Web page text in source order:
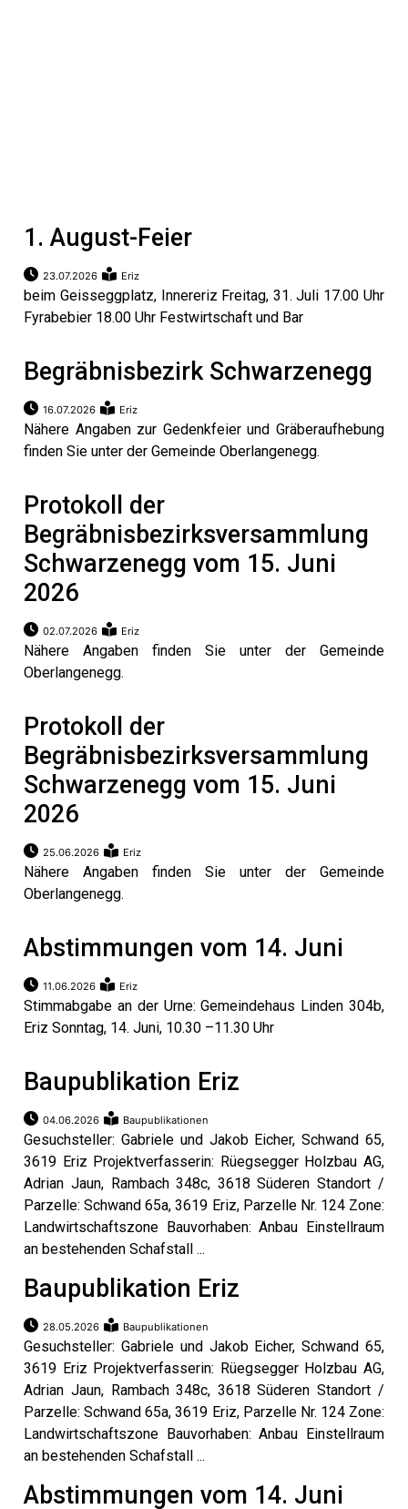
1. August-Feier
23.07.2026 Eriz
beim Geisseggplatz, Innereriz Freitag, 31. Juli 17.00 Uhr
Fyrabebier 18.00 Uhr Festwirtschaft und Bar
Begräbnisbezirk Schwarzenegg
16.07.2026 Eriz
Nähere Angaben zur Gedenkfeier und Gräberaufhebung
finden Sie unter der Gemeinde Oberlangenegg.
Protokoll der
Begräbnisbezirksversammlung
Schwarzenegg vom 15. Juni
2026
02.07.2026 Eriz
Nähere Angaben finden Sie unter der Gemeinde
Oberlangenegg.
Protokoll der
Begräbnisbezirksversammlung
Schwarzenegg vom 15. Juni
2026
25.06.2026 Eriz
Nähere Angaben finden Sie unter der Gemeinde
Oberlangenegg.
Abstimmungen vom 14. Juni
11.06.2026 Eriz
Stimmabgabe an der Urne: Gemeindehaus Linden 304b,
Eriz Sonntag, 14. Juni, 10.30 –11.30 Uhr
Baupublikation Eriz
04.06.2026 Baupublikationen
Gesuchsteller: Gabriele und Jakob Eicher, Schwand 65,
3619 Eriz Projektverfasserin: Rüegsegger Holzbau AG,
Adrian Jaun, Rambach 348c, 3618 Süderen Standort /
Parzelle: Schwand 65a, 3619 Eriz, Parzelle Nr. 124 Zone:
Landwirtschaftszone Bauvorhaben: Anbau Einstellraum
an bestehenden Schafstall ...
Baupublikation Eriz
28.05.2026 Baupublikationen
Gesuchsteller: Gabriele und Jakob Eicher, Schwand 65,
3619 Eriz Projektverfasserin: Rüegsegger Holzbau AG,
Adrian Jaun, Rambach 348c, 3618 Süderen Standort /
Parzelle: Schwand 65a, 3619 Eriz, Parzelle Nr. 124 Zone:
Landwirtschaftszone Bauvorhaben: Anbau Einstellraum
an bestehenden Schafstall ...
Abstimmungen vom 14. Juni